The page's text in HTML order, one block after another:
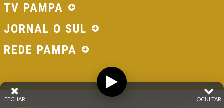
TV PAMPA
JORNAL O SUL
REDE PAMPA
OCULTAR
FECHAR